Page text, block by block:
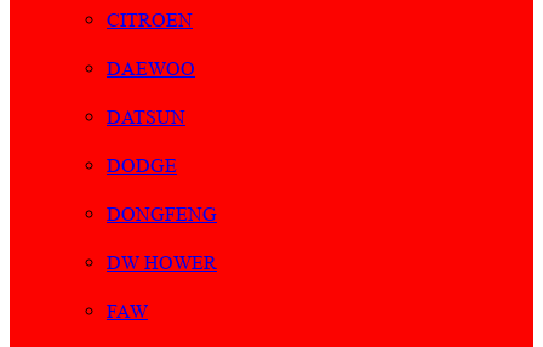
CITROEN
DAEWOO
DATSUN
DODGE
DONGFENG
DW HOWER
FAW